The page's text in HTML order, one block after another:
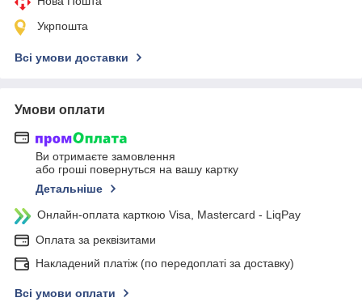
Укрпошта
Всі умови доставки
Умови оплати
Ви отримаєте замовлення
або гроші повернуться на вашу картку
Детальніше
Онлайн-оплата карткою Visa, Mastercard - LiqPay
Оплата за реквізитами
Накладений платіж (по передоплаті за доставку)
Всі умови оплати